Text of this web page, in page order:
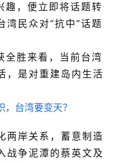
趣，便立即将话题转
湾民众对“抗中”话题
全胜来看，当前台湾
，是对重建岛内生活
两岸关系，蓄意制造
战争泥潭的蔡英文及